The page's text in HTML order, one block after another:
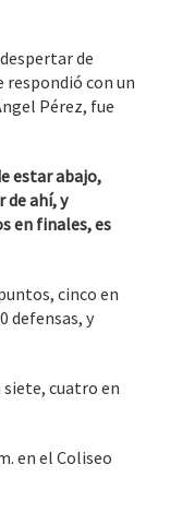
de
respondió con un
Pérez, fue
estar abajo,
de ahí, y
en finales, es
cinco en
defensas, y
siete, cuatro en
en el Coliseo